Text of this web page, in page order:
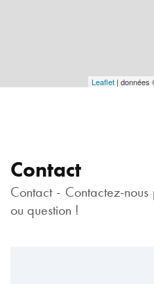
Leaflet | données
Contact
Contact - Contactez-
ou question !